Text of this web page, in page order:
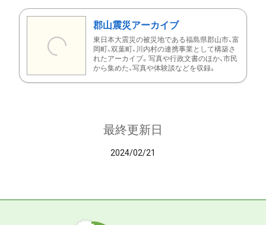
郡山震災アーカイブ
東日本大震災の被災地である福島県郡山市、富
岡町、双葉町、川内村の連携事業として構築さ
れたアーカイブ。写真や行政文書のほか、市民
から集めた、写真や体験談などを収録。
最終更新日
2024/02/21